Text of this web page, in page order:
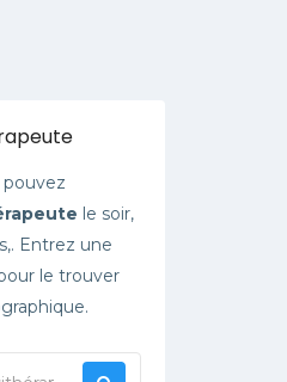
pouvez
le soir,
Entrez une
le trouver